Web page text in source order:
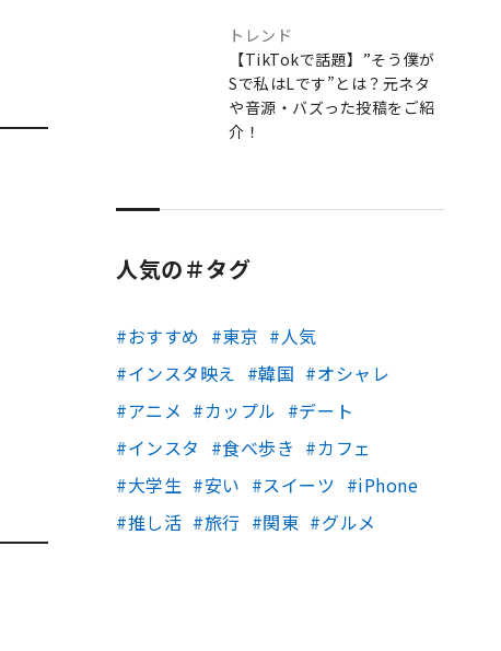
トレンド
【TikTokで話題】”そう僕が
Sで私はLです”とは？元ネタ
や音源・バズった投稿をご紹
介！
人気の＃タグ
おすすめ 東京
人気
インスタ映え
韓国
オシャレ
アニメ
カップル
デート
インスタ
食べ歩き
カフェ
大学生
安い スイーツ
iPhone
推し活
旅行 関東 グルメ